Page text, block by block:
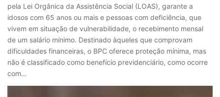
pela Lei Orgânica da Assistência Social (LOAS), garante a
idosos com 65 anos ou mais e pessoas com deficiência, que
vivem em situação de vulnerabilidade, o recebimento mensal
de um salário mínimo. Destinado àqueles que comprovam
dificuldades financeiras, o BPC oferece proteção mínima, mas
não é classificado como benefício previdenciário, como ocorre
com…